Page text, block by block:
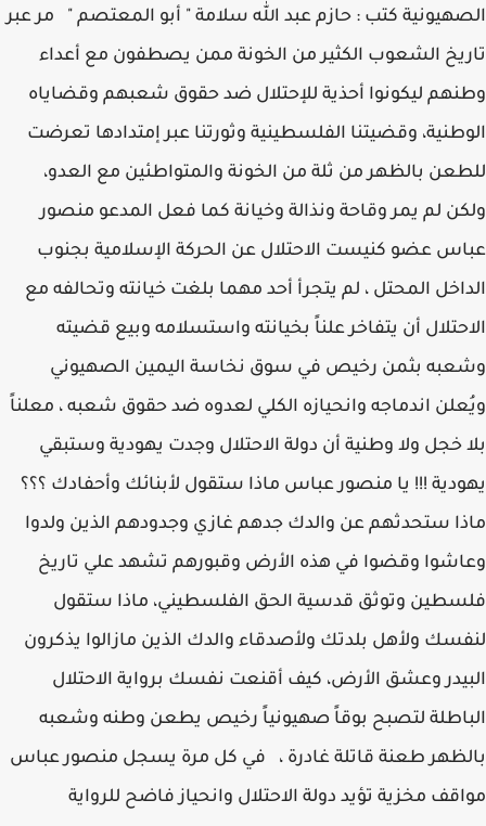
الصهيونية كتب : حازم عبد الله سلامة " أبو المعتصم " مر عبر
تاريخ الشعوب الكثير من الخونة ممن يصطفون مع أعداء
وطنهم ليكونوا أحذية للإحتلال ضد حقوق شعبهم وقضاياه
الوطنية، وقضيتنا الفلسطينية وثورتنا عبر إمتدادها تعرضت
للطعن بالظهر من ثلة من الخونة والمتواطئين مع العدو،
ولكن لم يمر وقاحة ونذالة وخيانة كما فعل المدعو منصور
عباس عضو كنيست الاحتلال عن الحركة الإسلامية بجنوب
الداخل المحتل ، لم يتجرأ أحد مهما بلغت خيانته وتحالفه مع
الاحتلال أن يتفاخر علناً بخيانته واستسلامه وبيع قضيته
وشعبه بثمن رخيص في سوق نخاسة اليمين الصهيوني
ويُعلن اندماجه وانحيازه الكلي لعدوه ضد حقوق شعبه ، معلناً
بلا خجل ولا وطنية أن دولة الاحتلال وجدت يهودية وستبقي
يهودية !!! يا منصور عباس ماذا ستقول لأبنائك وأحفادك ؟؟؟
ماذا ستحدثهم عن والدك جدهم غازي وجدودهم الذين ولدوا
وعاشوا وقضوا في هذه الأرض وقبورهم تشهد علي تاريخ
فلسطين وتوثق قدسية الحق الفلسطيني، ماذا ستقول
لنفسك ولأهل بلدتك ولأصدقاء والدك الذين مازالوا يذكرون
البيدر وعشق الأرض، كيف أقنعت نفسك برواية الاحتلال
الباطلة لتصبح بوقاً صهيونياً رخيص يطعن وطنه وشعبه
بالظهر طعنة قاتلة غادرة ، في كل مرة يسجل منصور عباس
مواقف مخزية تؤيد دولة الاحتلال وانحياز فاضح للرواية